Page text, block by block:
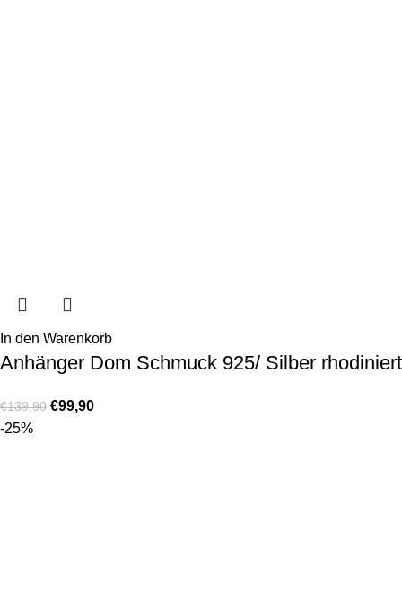
In den Warenkorb
Anhänger Dom Schmuck 925/ Silber rhodiniert
€139,90 €99,90
-25%